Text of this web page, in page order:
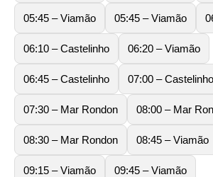
05:45 – Viamão 05:45 – Viamão
06:10 – Castelinho 06:20 – Viamão
06:45 – Castelinho 07:00 – Castelinho
07:30 – Mar Rondon 08:00 – Mar
08:30 – Mar Rondon 08:45 – Viamão
09:15 – Viamão 09:45 – Viamão